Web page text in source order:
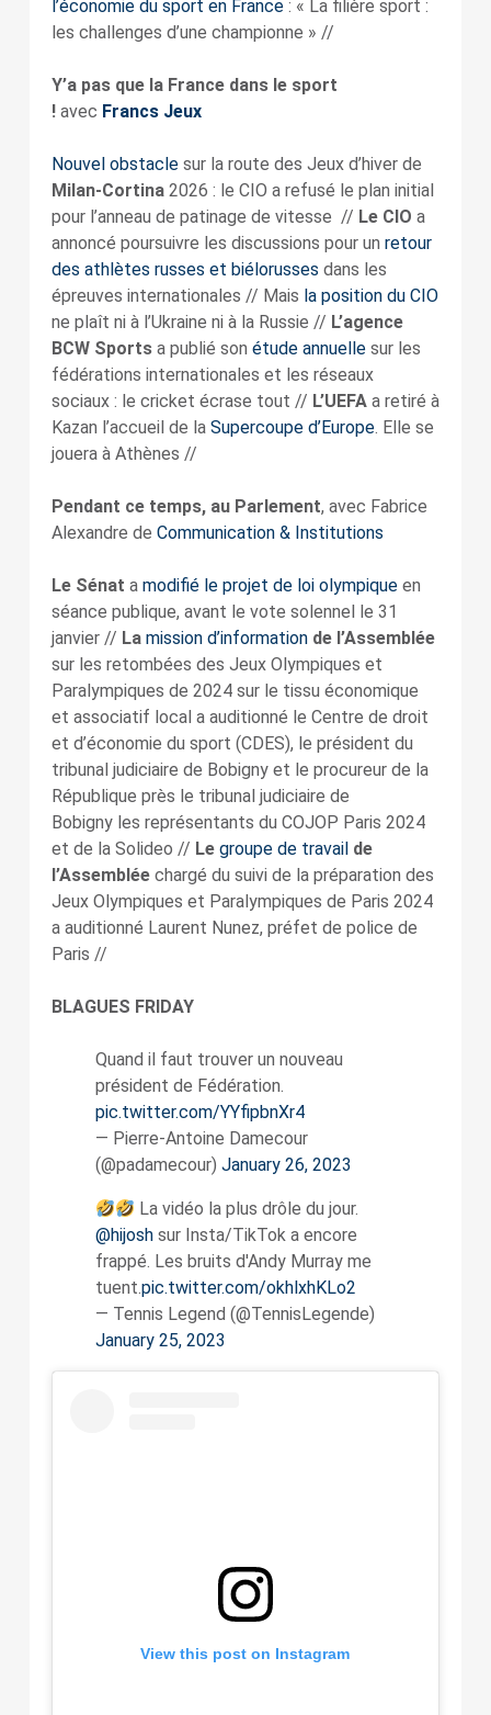
l’économie du sport en France : « La filière sport :
les challenges d’une championne » //
Y’a pas que la France dans le sport
! avec Francs Jeux
Nouvel obstacle sur la route des Jeux d’hiver de
Milan-Cortina2026 : le CIO a refusé le plan initial
pour l’anneau de patinage de vitesse // Le CIO a
annoncé poursuivre les discussions pour un retour
des athlètes russes et biélorusses dans les
épreuves internationales // Mais la position du CIO
ne plaît ni à l’Ukraine ni à la Russie // L’agence
BCW Sportsa publié son étude annuellesur les
fédérations internationales et les réseaux
sociaux : le cricket écrase tout // L’UEFAa retiré à
Kazan l’accueil de la Supercoupe d’Europe. Elle se
jouera à Athènes //
Pendant ce temps, au Parlement, avec Fabrice
Alexandre de Communication & Institutions
Le Sénat a modifié le projet de loi olympiqueen
séance publique, avant le vote solennel le 31
janvier // La mission d’informationde l’Assemblée
sur les retombées des Jeux Olympiques et
Paralympiques de 2024 sur le tissu économique
et associatif local a auditionné le Centre de droit
et d’économie du sport (CDES), le président du
tribunal judiciaire de Bobigny et le procureur de la
République près le tribunal judiciaire de
Bobigny les représentants du COJOP Paris 2024
et de la Solideo // Le groupe de travailde
l’Assembléechargé du suivi de la préparation des
Jeux Olympiques et Paralympiques de Paris 2024
a auditionné Laurent Nunez, préfet de police de
Paris //
BLAGUES FRIDAY
Quand il faut trouver un nouveau
président de Fédération.
pic.twitter.com/YYfipbnXr4
— Pierre-Antoine Damecour
(@padamecour) January 26, 2023
La vidéo la plus drôle du jour.
@hijoshsur Insta/TikTok a encore
frappé. Les bruits d'Andy Murray me
tuent.pic.twitter.com/okhlxhKLo2
— Tennis Legend (@TennisLegende)
January 25, 2023
View this post on Instagram